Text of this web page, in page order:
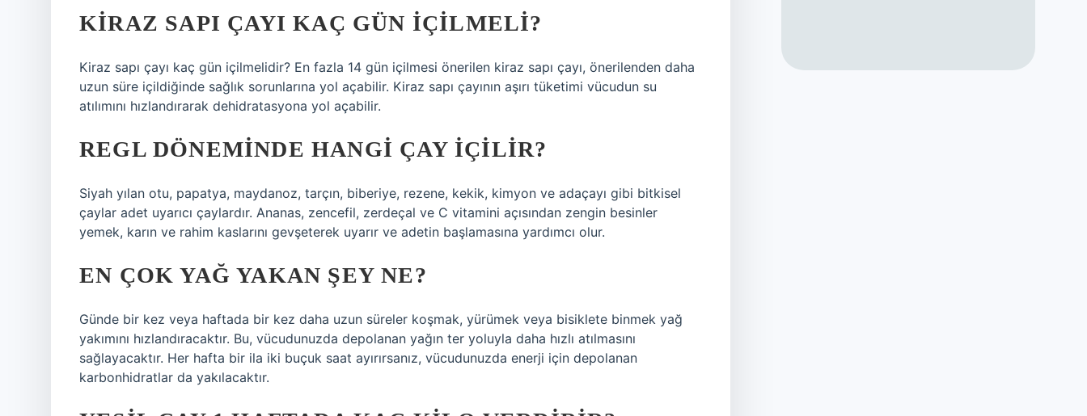
KIRAZ SAPI ÇAYI KAÇ GÜN IÇILMELI?
Kiraz sapı çayı kaç gün içilmelidir? En fazla 14 gün içilmesi önerilen kiraz sapı çayı, önerilenden daha
uzun süre içildiğinde sağlık sorunlarına yol açabilir. Kiraz sapı çayının aşırı tüketimi vücudun su
atılımını hızlandırarak dehidratasyona yol açabilir.
REGL DÖNEMINDE HANGI ÇAY IÇILIR?
Siyah yılan otu, papatya, maydanoz, tarçın, biberiye, rezene, kekik, kimyon ve adaçayı gibi bitkisel
çaylar adet uyarıcı çaylardır. Ananas, zencefil, zerdeçal ve C vitamini açısından zengin besinler
yemek, karın ve rahim kaslarını gevşeterek uyarır ve adetin başlamasına yardımcı olur.
EN ÇOK YAĞ YAKAN ŞEY NE?
Günde bir kez veya haftada bir kez daha uzun süreler koşmak, yürümek veya bisiklete binmek yağ
yakımını hızlandıracaktır. Bu, vücudunuzda depolanan yağın ter yoluyla daha hızlı atılmasını
sağlayacaktır. Her hafta bir ila iki buçuk saat ayırırsanız, vücudunuzda enerji için depolanan
karbonhidratlar da yakılacaktır.